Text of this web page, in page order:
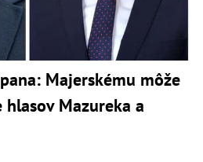
Majerskému môže
Mazureka a